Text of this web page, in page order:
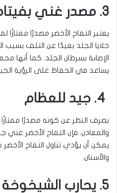
3. مصدر غني بفيتامين A و C
يعتبر التفاح الأخضر مصدرًا ممتازًا
خلايا الجلد بعيدًا عن التلف بسبب
الإصابة بسرطان الجلد. كما أنها
يساعد في الحفاظ على الرؤية
بصرف النظر عن كونه مصدرًا ممتازًا
والمعادن. فإن التفاح الأخضر غني
يمكن أن يؤدي تناول التفاح
والأسنان.
5. يحارب الشيخوخة